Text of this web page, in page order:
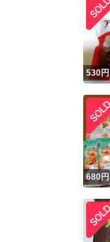
530円
680円